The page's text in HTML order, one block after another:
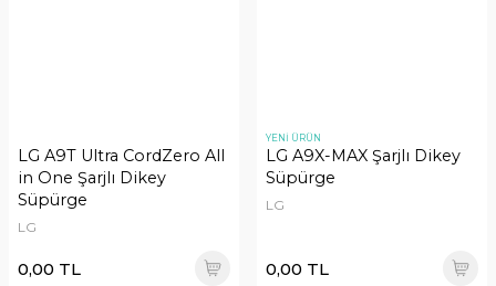
LG A9T Ultra CordZero All
in One Şarjlı Dikey
Süpürge
LG
0,00 TL
YENİ ÜRÜN
LG A9X-MAX Şarjlı Dikey
Süpürge
LG
0,00 TL